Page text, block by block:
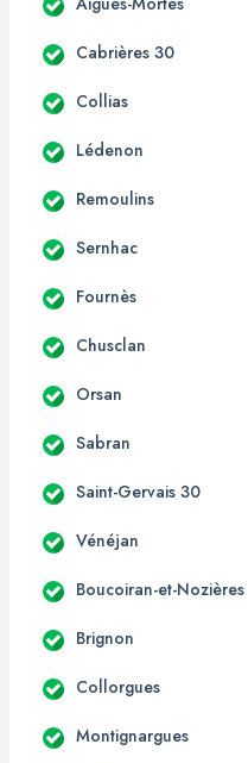
Cabrières 30
Collias
Lédenon
Remoulins
Sernhac
Fournès
Chusclan
Orsan
Sabran
Saint-Gervais 30
Vénéjan
Boucoiran-et-Nozières
Brignon
Collorgues
Montignargues